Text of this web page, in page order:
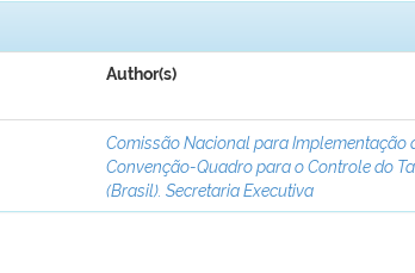
Author(s)
Comissão Nacional para Implementação
Convenção-Quadro para o Controle do
(Brasil). Secretaria Executiva